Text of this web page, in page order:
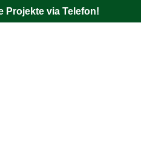
Projekte via Telefon!